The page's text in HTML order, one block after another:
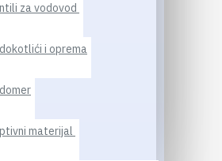
za vodovod
i oprema
materijal